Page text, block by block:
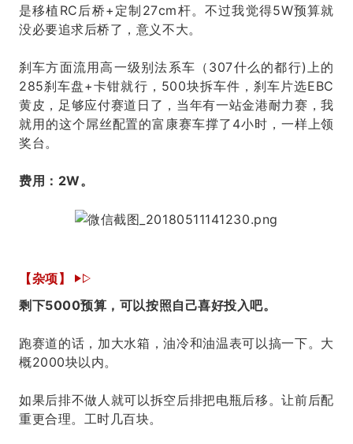
是移植RC后桥+定制27cm杆。不过我觉得5W预算就
没必要追求后桥了，意义不大。
刹车方面流用高一级别法系车（307什么的都行)上的
285刹车盘+卡钳就行，500块拆车件，刹车片选EBC
黄皮，足够应付赛道日了，当年有一站金港耐力赛，我
就用的这个屌丝配置的富康赛车撑了4小时，一样上领
奖台。
费用：2W。
【杂项】
剩下5000预算，可以按照自己喜好投入吧。
跑赛道的话，加大水箱，油冷和油温表可以搞一下。大
概2000块以内。
如果后排不做人就可以拆空后排把电瓶后移。让前后配
重更合理。工时几百块。